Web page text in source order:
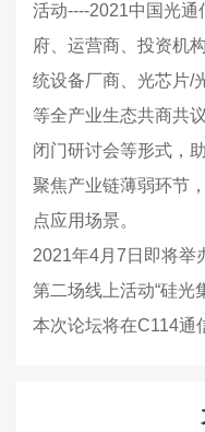
活动----2021中国光
府、运营商、投资机
统设备厂商、光芯片/
等全产业生态共商共
闭门研讨会等形式，
聚焦产业链薄弱环节
点应用场景。
2021年4月7日即将举
第二场线上活动“硅光
本次论坛将在C114通